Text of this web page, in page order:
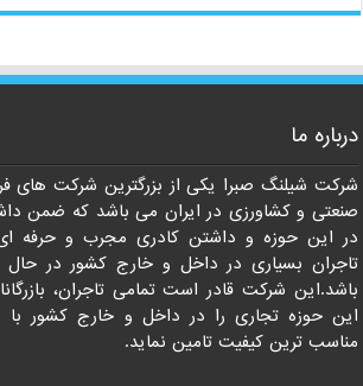
درباره ما
شرکت شیلنگ صبرا یکی از بزرگترین شرکت های
صنعتی و کشاورزی در ایران می باشد که ضمن
در این حوزه و داشتن کادری مجرب و حرفه ای
تاجران بسیاری در داخل و خارج کشور در
باشد.این شرکت قادر است تمامی تاجران،
این حوزه تجاری را در داخل و خارج کشور
مناسب ترین کیفیت تامین نماید.